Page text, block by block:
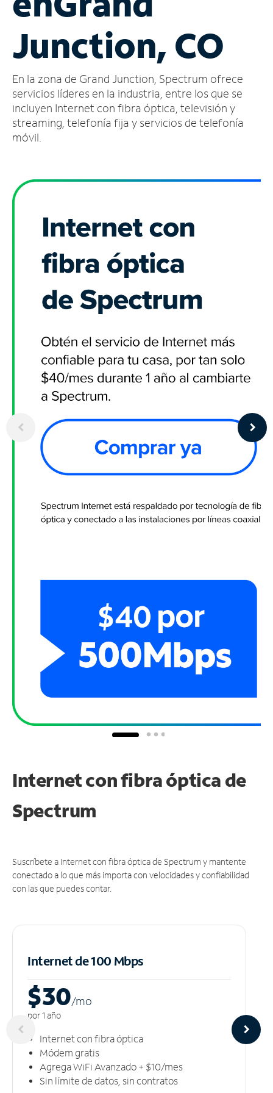
cuenta
Encuentra
tienda
Junction, CO
En la zona de Grand Junction, Spectrum ofrece
servicios líderes en la industria, entre los que se
incluyen Internet con fibra óptica, televisión y
streaming, telefonía fija y servicios de telefonía
móvil.
Internet con fibra óptica de
Spectrum
Suscríbete a Internet con fibra óptica de Spectrum y mantente
conectado a lo que más importa con velocidades y confiabilidad
con las que puedes contar.
Internet de 100 Mbps
$30/mo
por 1 año
Internet con fibra óptica
Módem gratis
Agrega WiFi Avanzado + $10/mes
Sin límite de datos, sin contratos